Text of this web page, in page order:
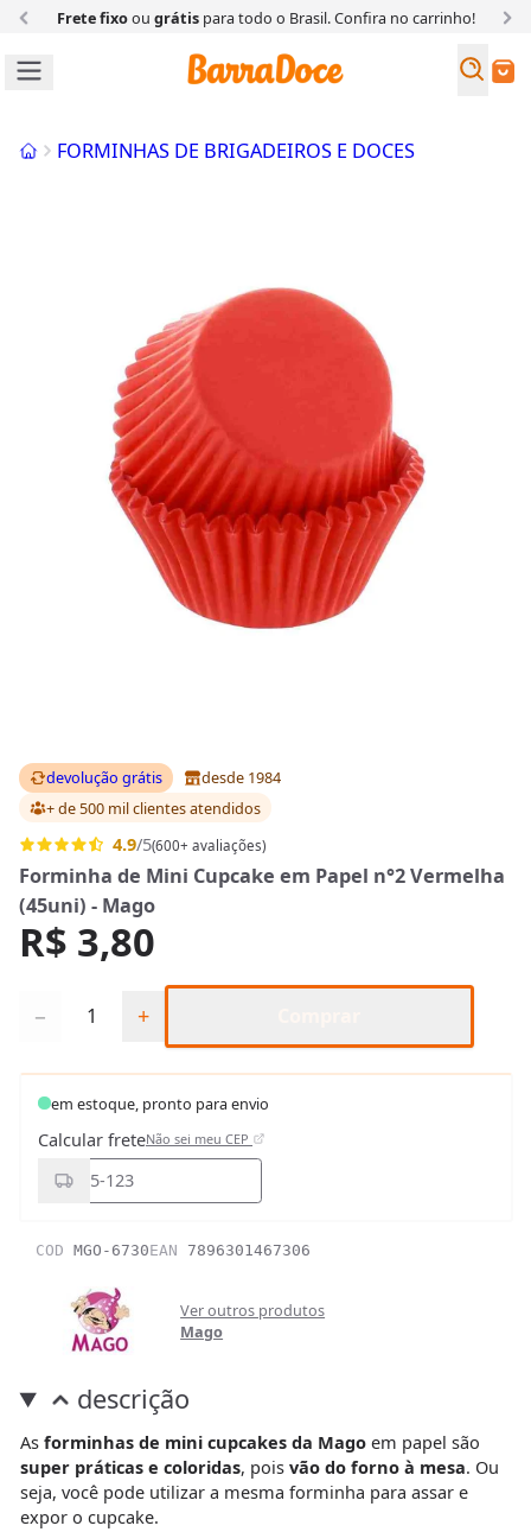
Frete fixoou grátispara todo o Brasil. Confira no carrinho!
Buscar
InícioFORMINHAS DE BRIGADEIROS E DOCES
devolução grátis
desde 1984
+ de 500 mil clientesatendidos
4.9/5(600+ avaliações)
Forminha de Mini Cupcake em Papel n°2 Vermelha
(45uni) - Mago
R$ 3,80
− +
em estoque, pronto para envio
Calcular freteNão sei meu CEP
COD MGO-6730EAN 7896301467306
Ver outros produtos
Mago
descrição
As forminhas de mini cupcakes da Magoem papel são
super práticas e coloridas, pois vão do forno à mesa. Ou
seja, você pode utilizar a mesma forminha para assar e
expor o cupcake.